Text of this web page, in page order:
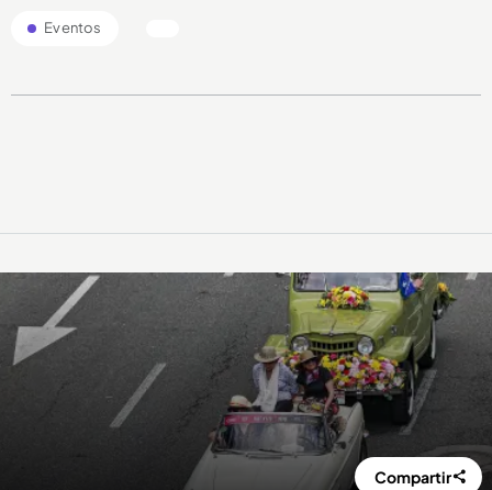
Eventos
Compartir